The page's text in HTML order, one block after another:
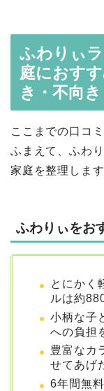
ふわりぃ
庭におす
き・不向き
ここまでの口コ
ふまえて、ふわ
家庭を整理します
ふわりぃをお
とにかく
ルは約
小柄な子
への負担
豊富なカ
せてあげ
6年間無